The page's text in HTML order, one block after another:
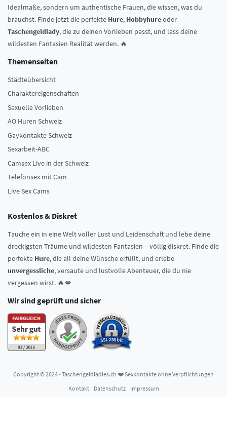
Idealmaße, sondern um authentische Frauen, die wissen, was du
brauchst. Finde jetzt die perfekte Hure, Hobbyhureoder
Taschengeldlady, die zu deinen Vorlieben passt, und lass deine
wildesten Fantasien Realität werden. 🔥
Themenseiten
Städteübersicht
Charaktereigenschaften
Sexuelle Vorlieben
AO Huren Schweiz
Gaykontakte Schweiz
Sexarbeit-ABC
Camsex Live in der Schweiz
Telefonsex mit Cam
Live Sex Cams
Kostenlos & Diskret
Tauche ein in eine Welt voller Lust und Leidenschaft und lebe deine
dreckigsten Träume und wildesten Fantasien – völlig diskret. Finde die
perfekte Hure, die all deine Wünsche erfüllt, und erlebe
unvergessliche, versaute und lustvolle Abenteuer, die du nie
vergessen wirst. 🔥💋
Wir sind geprüft und sicher
Copyright © 2024 - Taschengeldladies.ch ❤️ Sexkontakte ohne Verpflichtungen
Kontakt
Datenschutz Impressum